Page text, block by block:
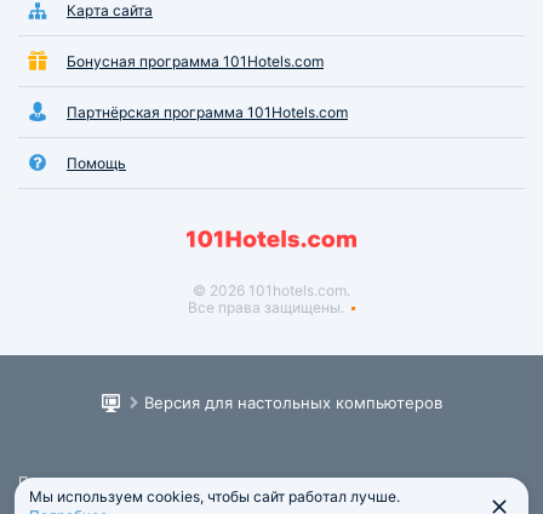
Карта сайта
Бонусная программа 101Hotels.com
Партнёрская программа 101Hotels.com
Помощь
© 2026 101hotels.com.
Все права защищены.
Версия для настольных компьютеров
Пользовательское соглашение
Юридическая информация
Мы используем cookies, чтобы сайт работал лучше.